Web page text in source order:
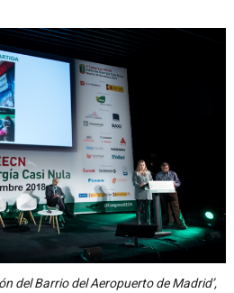
del Barrio del Aeropuerto de Madrid’,